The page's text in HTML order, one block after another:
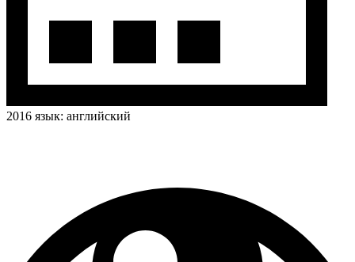
2016 язык: английский